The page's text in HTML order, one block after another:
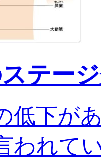
テー
低下が
われて